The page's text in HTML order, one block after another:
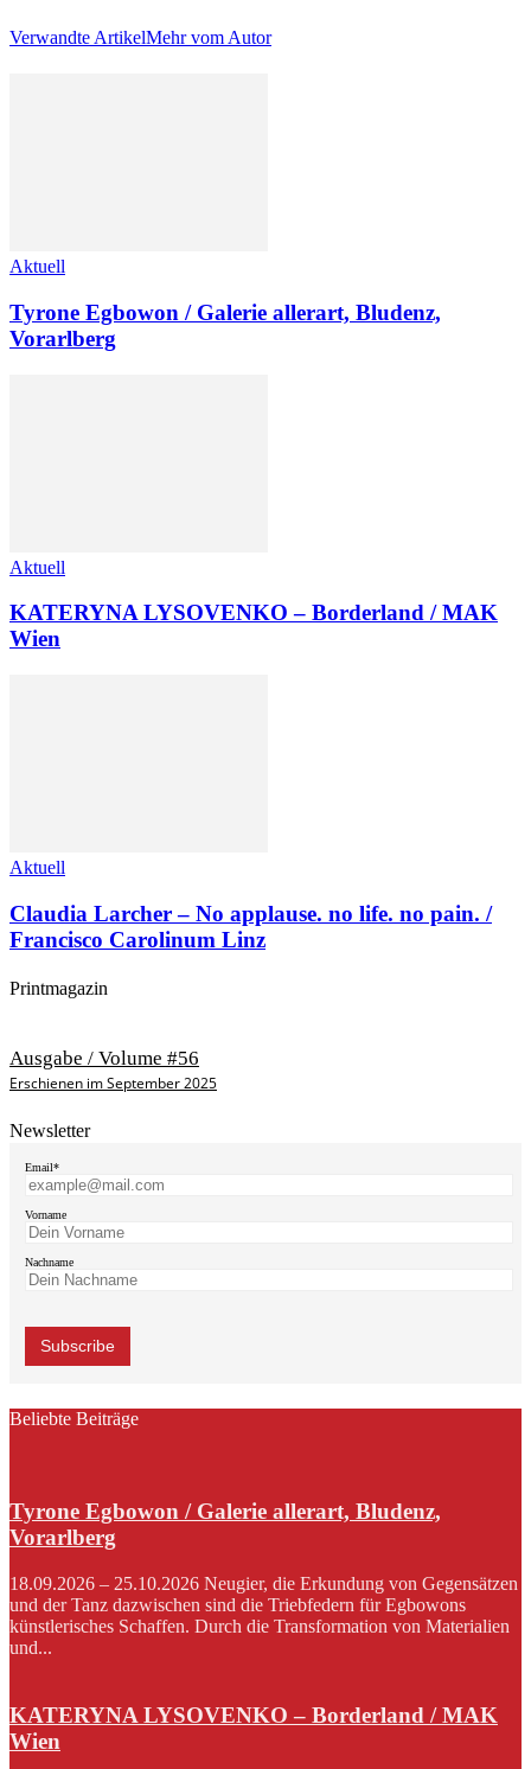
Verwandte ArtikelMehr vom Autor
Aktuell
Tyrone Egbowon / Galerie allerart, Bludenz,
Vorarlberg
Aktuell
KATERYNA LYSOVENKO – Borderland / MAK
Wien
Aktuell
Claudia Larcher – No applause. no life. no pain. /
Francisco Carolinum Linz
Printmagazin
Ausgabe / Volume #56
Erschienen im September 2025
Newsletter
Email*
Vorname
Nachname
Beliebte Beiträge
Tyrone Egbowon / Galerie allerart, Bludenz,
Vorarlberg
18.09.2026 – 25.10.2026 Neugier, die Erkundung von Gegensätzen
und der Tanz dazwischen sind die Triebfedern für Egbowons
künstlerisches Schaffen. Durch die Transformation von Materialien
und...
KATERYNA LYSOVENKO – Borderland / MAK
Wien